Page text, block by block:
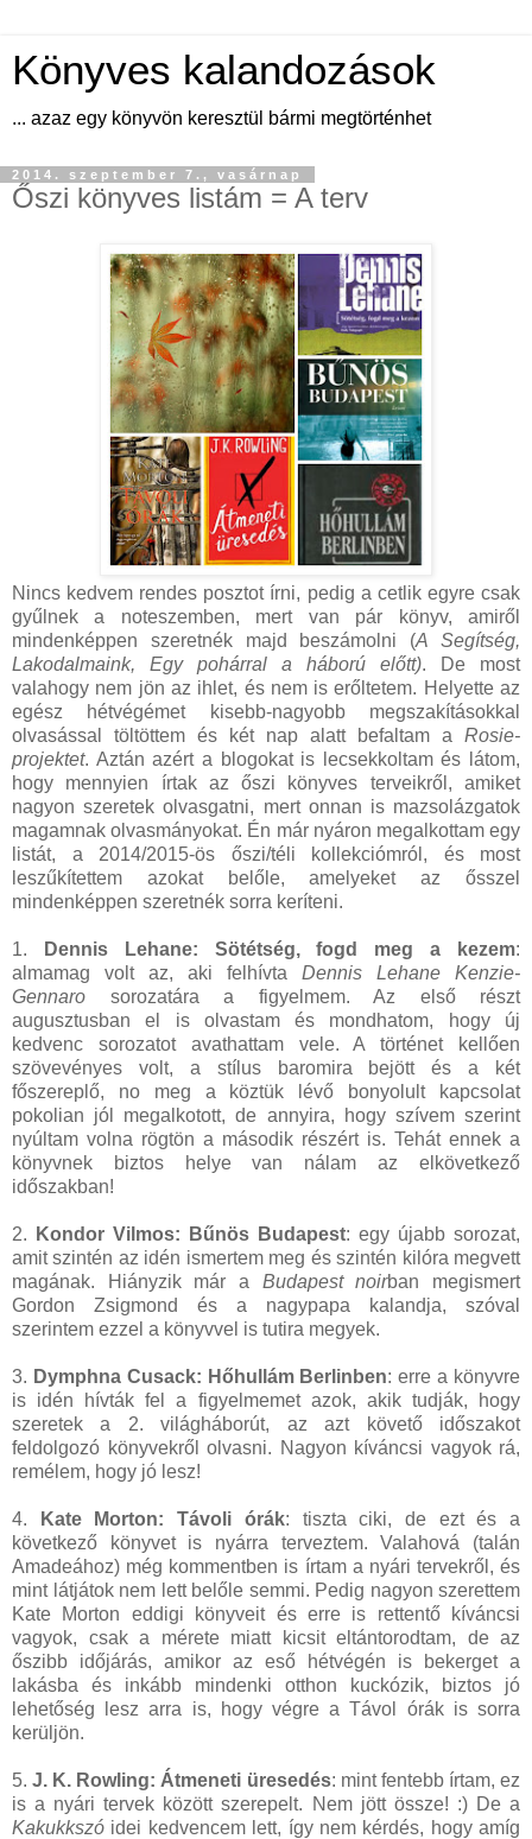
Könyves kalandozások
... azaz egy könyvön keresztül bármi megtörténhet
2014. szeptember 7., vasárnap
Őszi könyves listám = A terv
Nincs kedvem rendes posztot írni, pedig a cetlik egyre csak
gyűlnek a noteszemben, mert van pár könyv, amiről
mindenképpen szeretnék majd beszámolni (A Segítség,
Lakodalmaink, Egy pohárral a háború előtt). De most
valahogy nem jön az ihlet, és nem is erőltetem. Helyette az
egész hétvégémet kisebb-nagyobb megszakításokkal
olvasással töltöttem és két nap alatt befaltam a Rosie-
projektet. Aztán azért a blogokat is lecsekkoltam és látom,
hogy mennyien írtak az őszi könyves terveikről, amiket
nagyon szeretek olvasgatni, mert onnan is mazsolázgatok
magamnak olvasmányokat. Én már nyáron megalkottam egy
listát, a 2014/2015-ös őszi/téli kollekciómról, és most
leszűkítettem azokat belőle, amelyeket az ősszel
mindenképpen szeretnék sorra keríteni.
1. Dennis Lehane: Sötétség, fogd meg a kezem:
almamag volt az, aki felhívta Dennis Lehane Kenzie-
Gennaro sorozatára a figyelmem. Az első részt
augusztusban el is olvastam és mondhatom, hogy új
kedvenc sorozatot avathattam vele. A történet kellően
szövevényes volt, a stílus baromira bejött és a két
főszereplő, no meg a köztük lévő bonyolult kapcsolat
pokolian jól megalkotott, de annyira, hogy szívem szerint
nyúltam volna rögtön a második részért is. Tehát ennek a
könyvnek biztos helye van nálam az elkövetkező
időszakban!
2. Kondor Vilmos: Bűnös Budapest: egy újabb sorozat,
amit szintén az idén ismertem meg és szintén kilóra megvett
magának. Hiányzik már a Budapest noirban megismert
Gordon Zsigmond és a nagypapa kalandja, szóval
szerintem ezzel a könyvvel is tutira megyek.
3. Dymphna Cusack: Hőhullám Berlinben: erre a könyvre
is idén hívták fel a figyelmemet azok, akik tudják, hogy
szeretek a 2. világháborút, az azt követő időszakot
feldolgozó könyvekről olvasni. Nagyon kíváncsi vagyok rá,
remélem, hogy jó lesz!
4. Kate Morton: Távoli órák: tiszta ciki, de ezt és a
következő könyvet is nyárra terveztem. Valahová (talán
Amadeához) még kommentben is írtam a nyári tervekről, és
mint látjátok nem lett belőle semmi. Pedig nagyon szerettem
Kate Morton eddigi könyveit és erre is rettentő kíváncsi
vagyok, csak a mérete miatt kicsit eltántorodtam, de az
őszibb időjárás, amikor az eső hétvégén is bekerget a
lakásba és inkább mindenki otthon kuckózik, biztos jó
lehetőség lesz arra is, hogy végre a Távol órák is sorra
kerüljön.
5.J. K. Rowling: Átmeneti üresedés: mint fentebb írtam, ez
is a nyári tervek között szerepelt. Nem jött össze! :) De a
Kakukkszó idei kedvencem lett, így nem kérdés, hogy amíg